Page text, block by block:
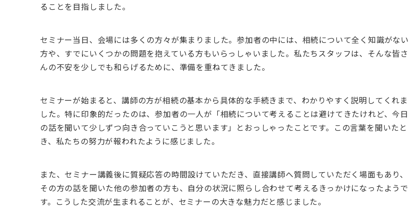
ることを目指しました。
セミナー当日、会場には多くの方々が集まりました。参加者の中には、相続について全く知識がない
方や、すでにいくつかの問題を抱えている方もいらっしゃいました。私たちスタッフは、そんな皆さ
んの不安を少しでも和らげるために、準備を重ねてきました。
セミナーが始まると、講師の方が相続の基本から具体的な手続きまで、わかりやすく説明してくれま
した。特に印象的だったのは、参加者の一人が「相続について考えることは避けてきたけれど、今日
の話を聞いて少しずつ向き合っていこうと思います」とおっしゃったことです。この言葉を聞いたと
き、私たちの努力が報われたように感じました。
また、セミナー講義後に質疑応答の時間設けていただき、直接講師へ質問していただく場面もあり、
その方の話を聞いた他の参加者の方も、自分の状況に照らし合わせて考えるきっかけになったようで
す。こうした交流が生まれることが、セミナーの大きな魅力だと感じました。